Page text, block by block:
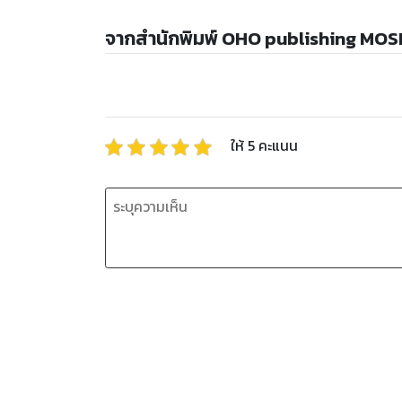
จากสำนักพิมพ์ OHO publishing
ให้ 5 คะแนน